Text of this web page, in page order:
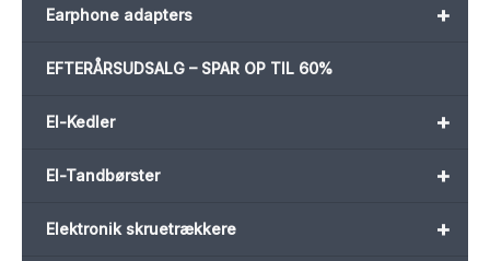
+
Earphone adapters
EFTERÅRSUDSALG – SPAR OP TIL 60%
+
El-Kedler
+
El-Tandbørster
+
Elektronik skruetrækkere